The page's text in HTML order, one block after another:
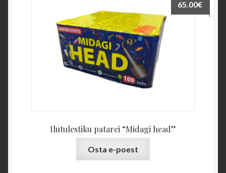
Kataloog 2012/2013
Kataloog 2013/2014
Ilutulestiku patarei “Midagi head”
65.00€
Osta e-poest